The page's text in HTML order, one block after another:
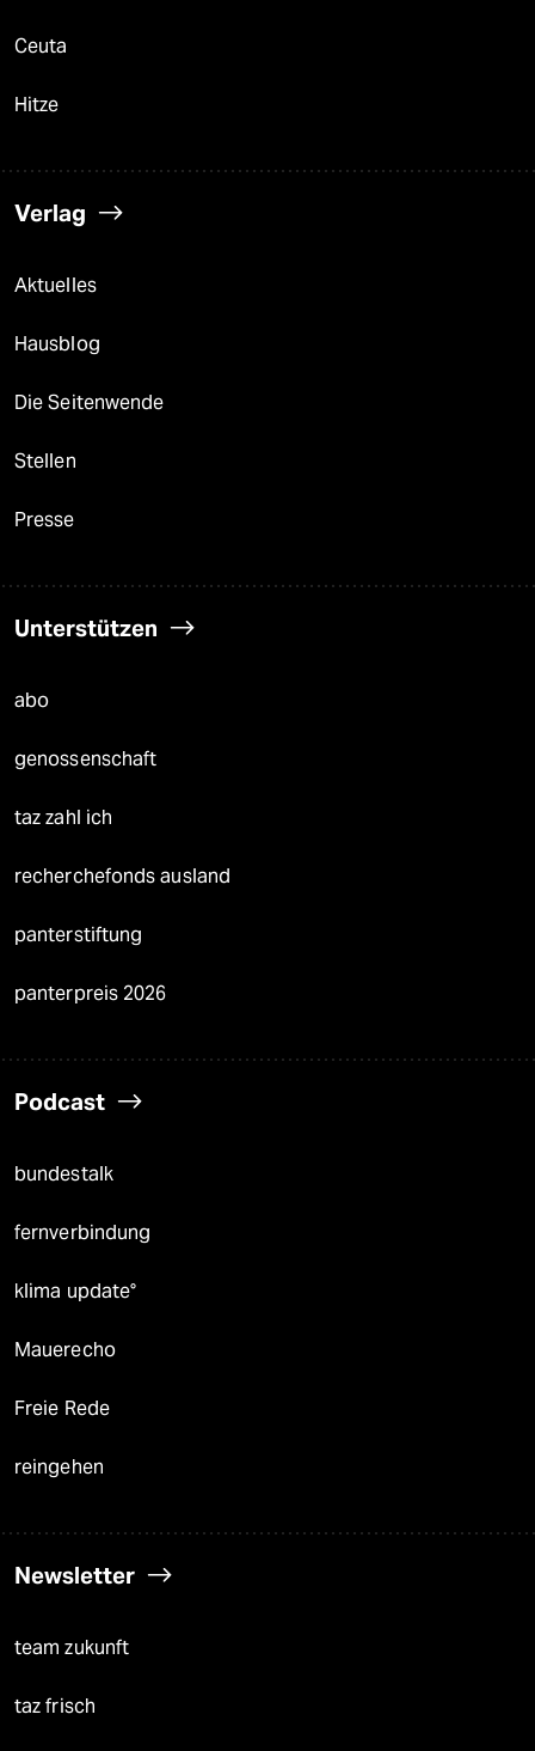
Ceuta
Hitze
Verlag
Aktuelles
Hausblog
Die Seitenwende
Stellen
Presse
Unterstützen
abo
genossenschaft
taz zahl ich
recherchefonds ausland
panterstiftung
panterpreis 2026
Podcast
bundestalk
fernverbindung
klima update°
Mauerecho
Freie Rede
reingehen
Newsletter
team zukunft
taz frisch